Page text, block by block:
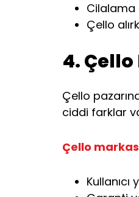
Cilalama
Çello
4.
Çello
ciddi farklar
Çello